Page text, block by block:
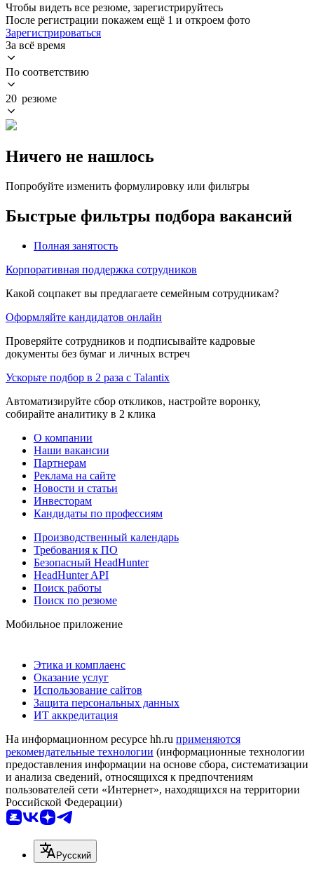
Чтобы видеть все резюме, зарегистрируйтесь
После регистрации покажем ещё 1 и откроем фото
Зарегистрироваться
За всё время
По соответствию
20 резюме
Ничего не нашлось
Попробуйте изменить формулировку или фильтры
Быстрые фильтры подбора вакансий
Полная занятость
Корпоративная поддержка сотрудников
Какой соцпакет вы предлагаете семейным сотрудникам?
Оформляйте кандидатов онлайн
Проверяйте сотрудников и подписывайте кадровые
документы без бумаг и личных встреч
Ускорьте подбор в 2 раза с Talantix
Автоматизируйте сбор откликов, настройте воронку,
собирайте аналитику в 2 клика
О компании
Наши вакансии
Партнерам
Реклама на сайте
Новости и статьи
Инвесторам
Кандидаты по профессиям
Производственный календарь
Требования к ПО
Безопасный HeadHunter
HeadHunter API
Поиск работы
Поиск по резюме
Мобильное приложение
Этика и комплаенс
Оказание услуг
Использование сайтов
Защита персональных данных
ИТ аккредитация
На информационном ресурсе hh.ru применяются
рекомендательные технологии (информационные технологии
предоставления информации на основе сбора, систематизации
и анализа сведений, относящихся к предпочтениям
пользователей сети «Интернет», находящихся на территории
Российской Федерации)
Русский